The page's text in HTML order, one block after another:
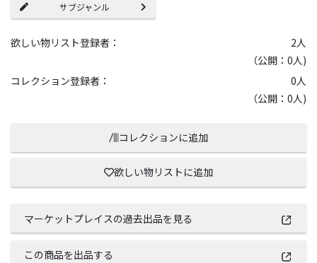
サブジャンル
欲しい物リスト登録者： 2人
（公開：0人)
コレクション登録者：
0人
（公開：0人)
コレクションに追加
欲しい物リストに追加
マーケットプレイスの過去出品を見る
この商品を出品する